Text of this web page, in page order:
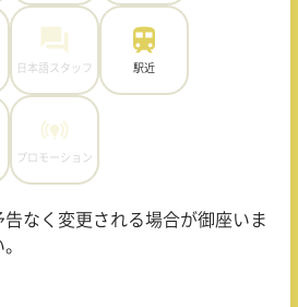
日本語スタッフ 駅近
プロモーション
なく変更される場合が御座いま